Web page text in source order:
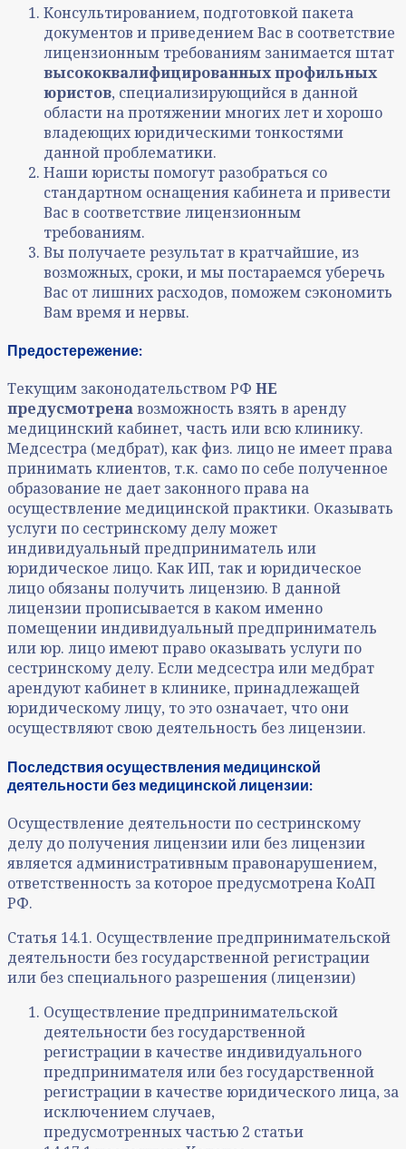
Консультированием, подготовкой пакета
документов и приведением Вас в соответствие
лицензионным требованиям занимается штат
высококвалифицированных профильных
юристов, специализирующийся в данной
области на протяжении многих лет и хорошо
владеющих юридическими тонкостями
данной проблематики.
Наши юристы помогут разобраться со
стандартном оснащения кабинета и привести
Вас в соответствие лицензионным
требованиям.
Вы получаете результат в кратчайшие, из
возможных, сроки, и мы постараемся уберечь
Вас от лишних расходов, поможем сэкономить
Вам время и нервы.
Предостережение:
Текущим законодательством РФ НЕ
предусмотренавозможность взять в аренду
медицинский кабинет, часть или всю клинику.
Медсестра (медбрат), как физ. лицо не имеет права
принимать клиентов, т.к. само по себе полученное
образование не дает законного права на
осуществление медицинской практики. Оказывать
услуги по сестринскому делу может
индивидуальный предприниматель или
юридическое лицо. Как ИП, так и юридическое
лицо обязаны получить лицензию. В данной
лицензии прописывается в каком именно
помещении индивидуальный предприниматель
или юр. лицо имеют право оказывать услуги по
сестринскому делу. Если медсестра или медбрат
арендуют кабинет в клинике, принадлежащей
юридическому лицу, то это означает, что они
осуществляют свою деятельность без лицензии.
Последствия осуществления медицинской
деятельности без медицинской лицензии:
Осуществление деятельности по сестринскому
делу до получения лицензии или без лицензии
является административным правонарушением,
ответственность за которое предусмотрена КоАП
РФ.
Статья 14.1. Осуществление предпринимательской
деятельности без государственной регистрации
или без специального разрешения (лицензии)
Осуществление предпринимательской
деятельности без государственной
регистрации в качестве индивидуального
предпринимателя или без государственной
регистрации в качестве юридического лица, за
исключением случаев,
предусмотренных частью 2 статьи